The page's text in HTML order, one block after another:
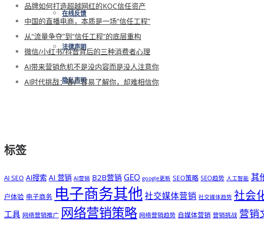
在线反馈
法律声明
隐私声明
品牌如何打造超越网红的KOC信任资产
中国的直播电商，本质是一场“信任工程”
从“流量争夺”到“信任工程”的底层重构
微信/小红书/抖音背后的三种消费者心理
AI带来营销危机不是没内容而是没人注意你
AI时代挑战：客户容易了解你，却难相信你
标签
AI SEO AI搜索 AI 营销 AI营销 B2B营销 GEO google更新 SEO策略 SEO趋势 人工智能 其
户体验 电子商务 电子商务其他社交媒体营销 社交媒体趋势 社会
工具 网络营销推广 网络营销策略 网络营销趋势 自媒体营销 营销挑战 营销